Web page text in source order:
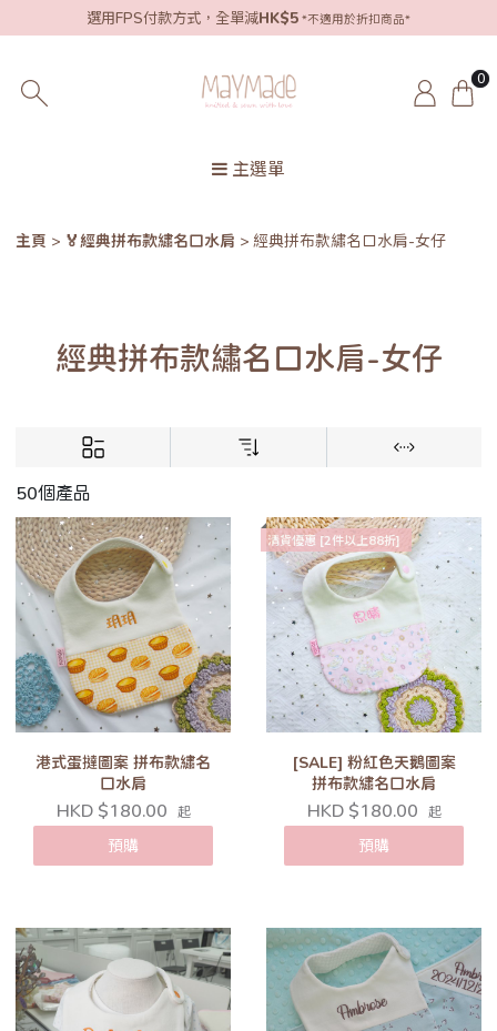
選用FPS付款方式，全單減HK$5 *不適用於折扣商品*
0
主選單
主頁 🏅經典拼布款繡名口水肩 經典拼布款繡名口水肩-女仔
經典拼布款繡名口水肩-女仔
50個產品
港式蛋撻圖案 拼布款繡名
口水肩
HKD $180.00 起
預購
清貨優惠 [2件以上88折]
[SALE] 粉紅色天鵝圖案
拼布款繡名口水肩
HKD $180.00 起
預購